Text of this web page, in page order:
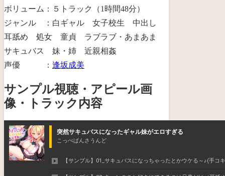
ボリューム：５トラック（1時間48分）
ジャンル ：白ギャル 女子校生 中出し
耳舐め 処女 童貞 ラブラブ・あまあま
サキュバス 妹・姉 近親相姦
声優 ： 逢坂成美
サンプル視聴・アピール画
像・トラック内容